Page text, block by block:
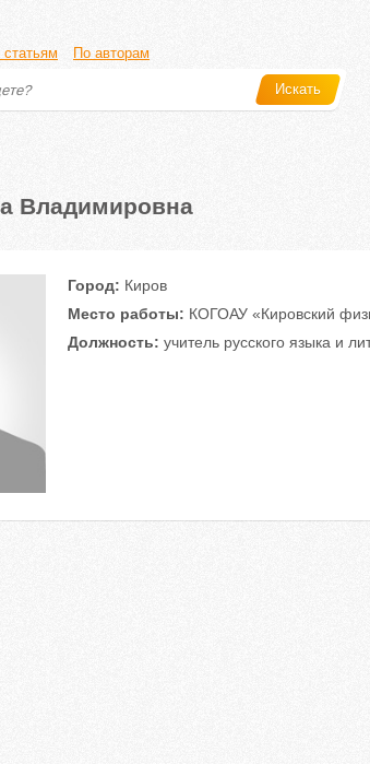
статьям По авторам
Искать
Владимировна
Город: Киров
Место работы: КОГОАУ «Кировский
Должность: учитель русского языка и